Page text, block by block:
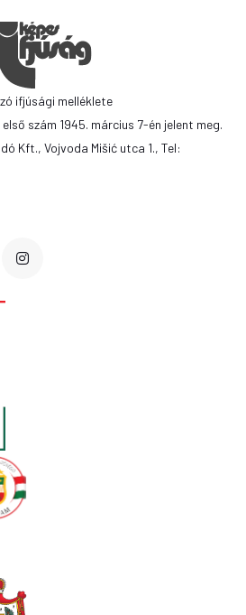
ifjúsági melléklete
szám 1945. március 7-én jelent meg.
Kft., Vojvoda Mišić utca 1., Tel: